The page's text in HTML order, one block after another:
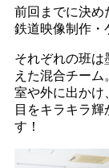
前回までに決め
鉄道映像制作・
それぞれの班は
えた混合チー
室や外に出かけ
目をキラキラ
す！